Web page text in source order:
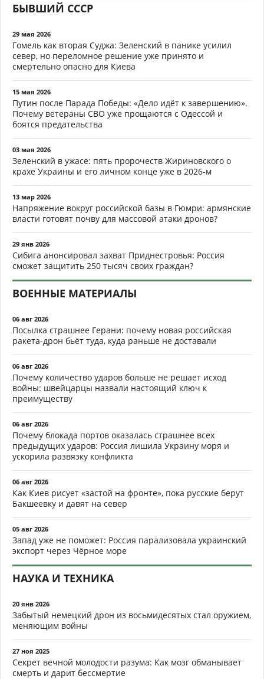
БЫВШИЙ СССР
29 мая 2026
Гомель как вторая Суджа: Зеленский в панике усилил
север, но переломное решение уже принято и
смертельно опасно для Киева
15 мая 2026
Путин после Парада Победы: «Дело идёт к завершению».
Почему ветераны СВО уже прощаются с Одессой и
боятся предательства
03 мая 2026
Зеленский в ужасе: пять пророчеств Жириновского о
крахе Украины и его личном конце уже в 2026-м
13 мар 2026
Напряжение вокруг российской базы в Гюмри: армянские
власти готовят почву для массовой атаки дронов?
29 янв 2026
Сибига анонсировал захват Приднестровья: Россия
сможет защитить 250 тысяч своих граждан?
ВОЕННЫЕ МАТЕРИАЛЫ
06 авг 2026
Посылка страшнее Герани: почему новая российская
ракета-дрон бьёт туда, куда раньше не доставали
06 авг 2026
Почему количество ударов больше не решает исход
войны: швейцарцы назвали настоящий ключ к
преимуществу
06 авг 2026
Почему блокада портов оказалась страшнее всех
предыдущих ударов: Россия лишила Украину моря и
ускорила развязку конфликта
06 авг 2026
Как Киев рисует «застой на фронте», пока русские берут
Бакшеевку и давят на север
05 авг 2026
Запад уже не поможет: Россия парализовала украинский
экспорт через Чёрное море
НАУКА И ТЕХНИКА
20 янв 2026
Забытый немецкий дрон из восьмидесятых стал оружием,
меняющим войны
27 ноя 2025
Секрет вечной молодости разума: Как мозг обманывает
смерть и дарит бессмертие